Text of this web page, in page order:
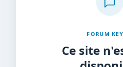
FORUM
Ce site